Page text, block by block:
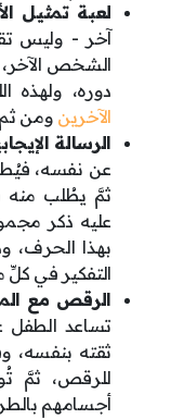
لعبة تمثيل
آخر - وليس
الشخص
دوره، ولهذه
الآخرين ومن
الرسالة
عن نفسه،
ثمَّ يطُلب منه
عليه ذكر
بهذا الحرف،
التفكير في كلِّ
الرقص مع
تساعد
ثقته بنفسه،
للرقص، ثمَّ
أجسامهم